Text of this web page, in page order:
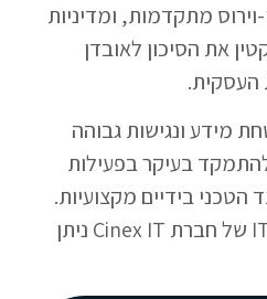
מתקדמות, ומדיניות
את הסיכון לאובדן
העסקית.
מידע ונגישות גבוהה
בעיקר בפעילות
בידיים מקצועיות.
מידע נוסף על שירותי ה-IT של חברת Cinex IT ניתן